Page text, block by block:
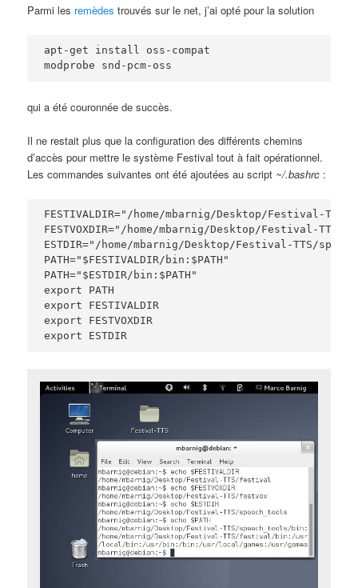
Parmi les remèdes trouvés sur le net, j’ai opté pour la solution
apt-get install oss-compat
modprobe snd-pcm-oss
qui a été couronnée de succès.
Il ne restait plus que la configuration des différents chemins
d’accès pour mettre le système Festival tout à fait opérationnel.
Les commandes suivantes ont été ajoutées au script ~/.bashrc :
FESTIVALDIR="/home/mbarnig/Desktop/Festival-
FESTVOXDIR="/home/mbarnig/Desktop/Festival-TTS/
ESTDIR="/home/mbarnig/Desktop/Festival-TTS/
PATH="$FESTIVALDIR/bin:$PATH"
PATH="$ESTDIR/bin:$PATH"
export PATH
export FESTIVALDIR
export FESTVOXDIR